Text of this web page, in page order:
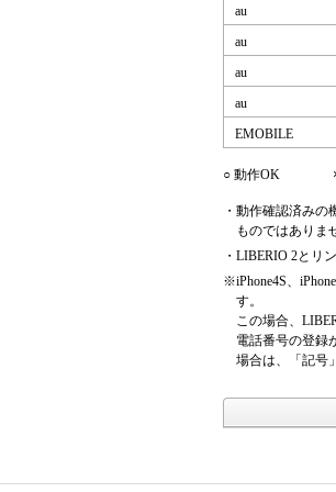
au
au
au
au
EMOBILE
○動作OK
・ 動作確認済みの
ものではありま
・ LIBERIO 2とリ
※iPhone4S、
す。
この場合、
電話番号の登録
場合は、「記号